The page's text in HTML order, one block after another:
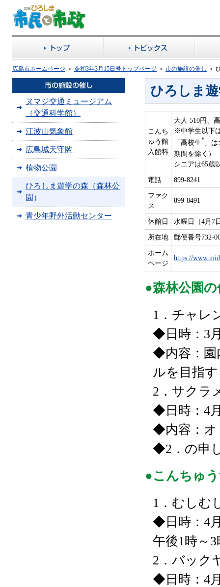
広島市ホームページ ＞ 令和3年3月15日号トップページ ＞ 市の施設の催し ＞
ひろしま
こんち
ゅう館
入館料
大人 510円、
※中学生以下
「高校生* 」
期間を除く）
シニアは65
電話 899-8241
ファク
ス
899-8491
休館日 水曜日（4月7
所在地 郵便番号732-
ホーム
ページ
https://
●森林公園
1．チャレ
◆日時：3
◆内容：園
ルを目指す
2．サクラ
◆日時：4
◆内容：オ
◆2．の申
●こんちゅ
1．むしむ
◆日時：4
午後1時～3
2．バック
◆日時：4
ヌマジ交通ミュージアム
（交通科学館）
江波山気象館
広島城天守閣
植物公園
ひろしま遊学の森（森林公
園）
青少年野外活動センター